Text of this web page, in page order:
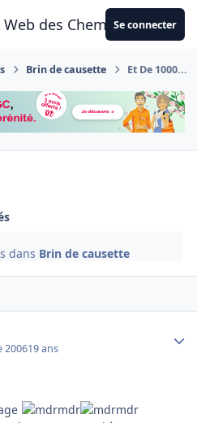
Web des CheminotsSe connecter
Brin de causette Et De 1000...
dans Brin de causette
200619 ans